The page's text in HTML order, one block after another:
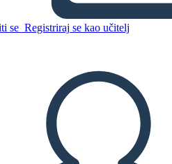
se Registriraj se kao učitelj
ממשלות המדינה
ovaj Storyboard
PLOČU SCENARIJA
DIJAPROJEKCIJU